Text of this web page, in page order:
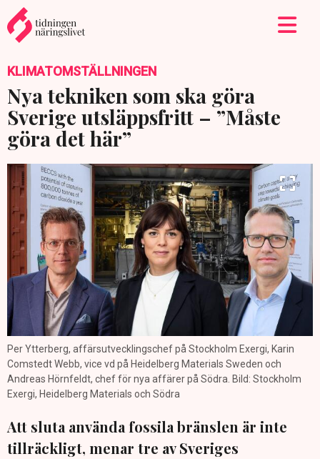
KLIMATOMSTÄLLNINGEN
Nya tekniken som ska göra
Sverige utsläppsfritt – ”Måste
göra det här”
Per Ytterberg, affärsutvecklingschef på Stockholm Exergi, Karin
Comstedt Webb, vice vd på Heidelberg Materials Sweden och
Andreas Hörnfeldt, chef för nya affärer på Södra. Bild: Stockholm
Exergi, Heidelberg Materials och Södra
Att sluta använda fossila bränslen är inte
tillräckligt, menar tre av Sveriges